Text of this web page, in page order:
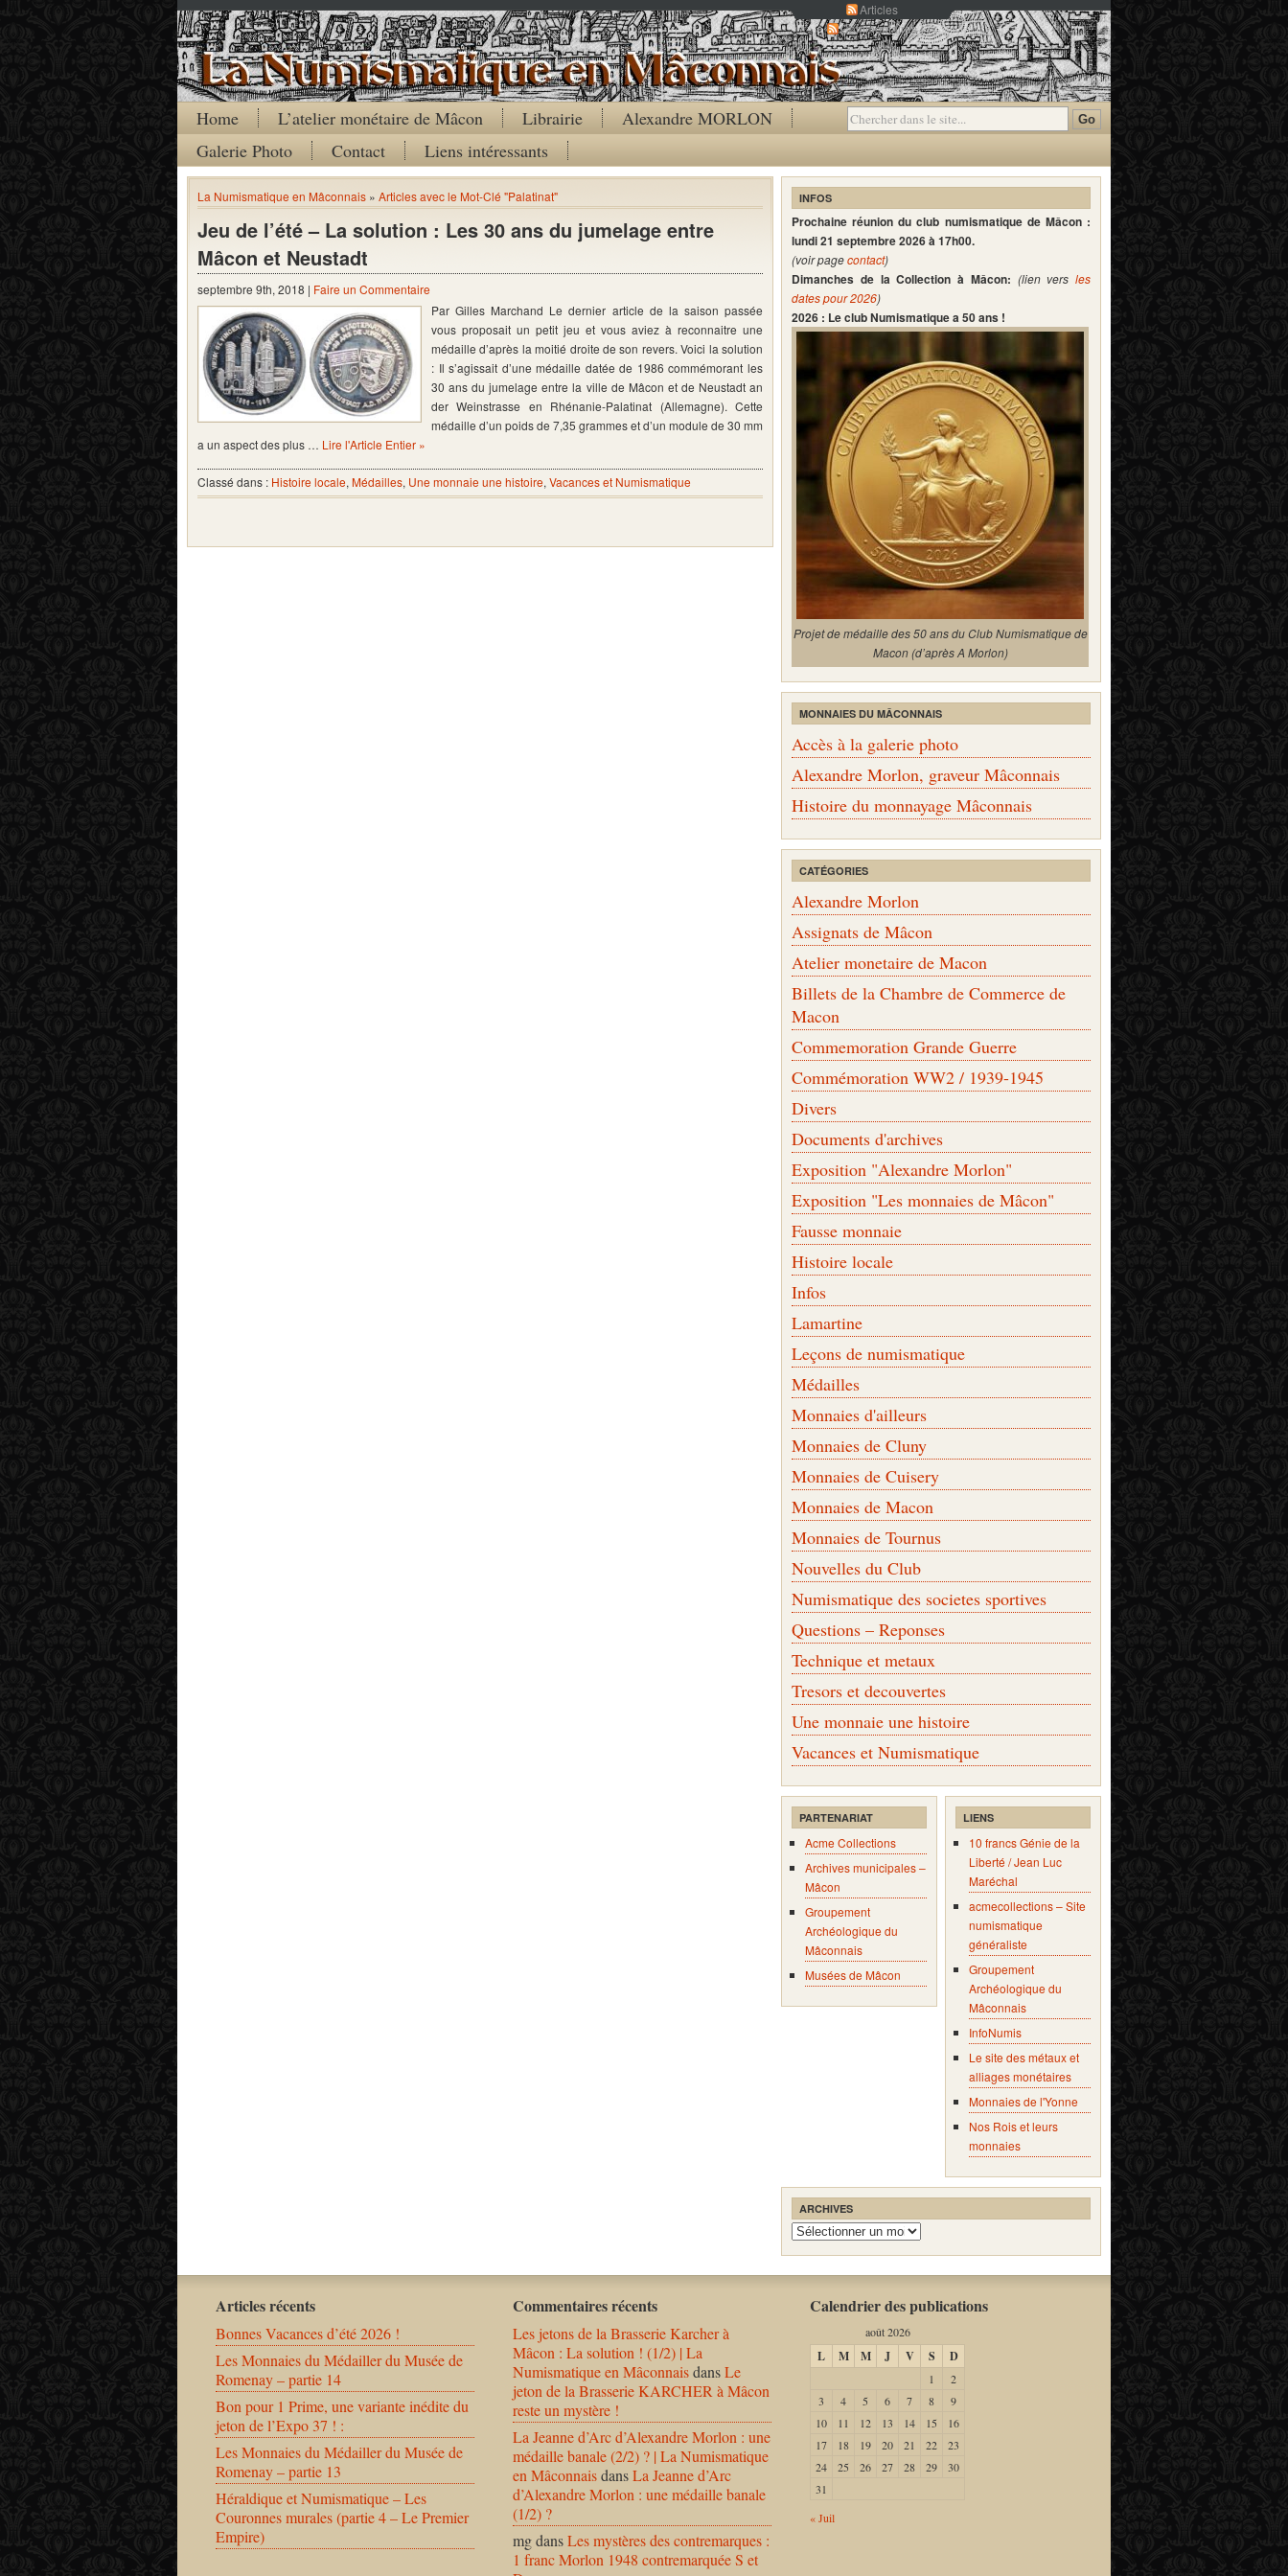
Articles
Commentaires
Home L’atelier monétaire de Mâcon Librairie
Alexandre MORLON
Galerie Photo
Contact Liens intéressants
La Numismatique en Mâconnais » Articles avec le Mot-Clé "Palatinat"
Jeu de l’été – La solution : Les 30 ans du jumelage entre
Mâcon et Neustadt
septembre 9th, 2018 | Faire un Commentaire
Par Gilles Marchand Le dernier article de la saison passée
vous proposait un petit jeu et vous aviez à reconnaitre une
médaille d’après la moitié droite de son revers. Voici la solution
: Il s’agissait d’une médaille datée de 1986 commémorant les
30 ans du jumelage entre la ville de Mâcon et de Neustadt an
der Weinstrasse en Rhénanie-Palatinat (Allemagne). Cette
médaille d’un poids de 7,35 grammes et d’un module de 30 mm
a un aspect des plus … Lire l'Article Entier »
Classé dans : Histoire locale, Médailles, Une monnaie une histoire, Vacances et Numismatique
INFOS
Prochaine réunion du club numismatique de Mâcon :
lundi 21 septembre 2026 à 17h00.
(voir pagecontact)
Dimanches de la Collection à Mâcon: (lien vers les
dates pour 2026)
2026 : Le club Numismatique a 50 ans !
Projet de médaille des 50 ans du Club Numismatique de
Macon (d’après A Morlon)
MONNAIES DU MÂCONNAIS
Accès à la galerie photo
Alexandre Morlon, graveur Mâconnais
Histoire du monnayage Mâconnais
CATÉGORIES
Alexandre Morlon
Assignats de Mâcon
Atelier monetaire de Macon
Billets de la Chambre de Commerce de
Macon
Commemoration Grande Guerre
Commémoration WW2 / 1939-1945
Divers
Documents d'archives
Exposition "Alexandre Morlon"
Exposition "Les monnaies de Mâcon"
Fausse monnaie
Histoire locale
Infos
Lamartine
Leçons de numismatique
Médailles
Monnaies d'ailleurs
Monnaies de Cluny
Monnaies de Cuisery
Monnaies de Macon
Monnaies de Tournus
Nouvelles du Club
Numismatique des societes sportives
Questions – Reponses
Technique et metaux
Tresors et decouvertes
Une monnaie une histoire
Vacances et Numismatique
PARTENARIAT
Acme Collections
Archives municipales –
Mâcon
Groupement
Archéologique du
Mâconnais
Musées de Mâcon
LIENS
10 francs Génie de la
Liberté / Jean Luc
Maréchal
acmecollections – Site
numismatique
généraliste
Groupement
Archéologique du
Mâconnais
InfoNumis
Le site des métaux et
alliages monétaires
Monnaies de l'Yonne
Nos Rois et leurs
monnaies
ARCHIVES
Archives
Articles récents
Bonnes Vacances d’été 2026 !
Les Monnaies du Médailler du Musée de
Romenay – partie 14
Bon pour 1 Prime, une variante inédite du
jeton de l’Expo 37 ! :
Les Monnaies du Médailler du Musée de
Romenay – partie 13
Héraldique et Numismatique – Les
Couronnes murales (partie 4 – Le Premier
Empire)
Commentaires récents
Les jetons de la Brasserie Karcher à
Mâcon : La solution ! (1/2) | La
Numismatique en MâconnaisdansLe
jeton de la Brasserie KARCHER à Mâcon
reste un mystère !
La Jeanne d’Arc d’Alexandre Morlon : une
médaille banale (2/2) ? | La Numismatique
en MâconnaisdansLa Jeanne d’Arc
d’Alexandre Morlon : une médaille banale
(1/2) ?
mgdansLes mystères des contremarques :
1 franc Morlon 1948 contremarquée S et
Calendrier des publications
août 2026
L M M J V S D
1
2
3
4 5 6 7 8
9
10
11 12 13 14 15
16
17
18 19 20 21 22
23
24
25 26 27 28 29
30
31
« Juil